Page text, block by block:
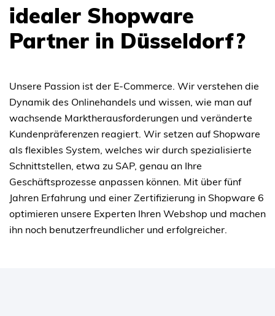
idealer Shopware
Partner in Düsseldorf?
Unsere Passion ist der E-Commerce. Wir verstehen die
Dynamik des Onlinehandels und wissen, wie man auf
wachsende Marktherausforderungen und veränderte
Kundenpräferenzen reagiert. Wir setzen auf Shopware
als flexibles System, welches wir durch spezialisierte
Schnittstellen, etwa zu SAP, genau an Ihre
Geschäftsprozesse anpassen können. Mit über fünf
Jahren Erfahrung und einer Zertifizierung in Shopware 6
optimieren unsere Experten Ihren Webshop und machen
ihn noch benutzerfreundlicher und erfolgreicher.